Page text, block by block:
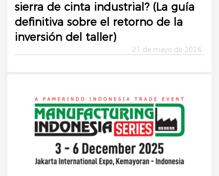
sierra de cinta industrial? (La guía
definitiva sobre el retorno de la
inversión del taller)
21 de mayo de 2026